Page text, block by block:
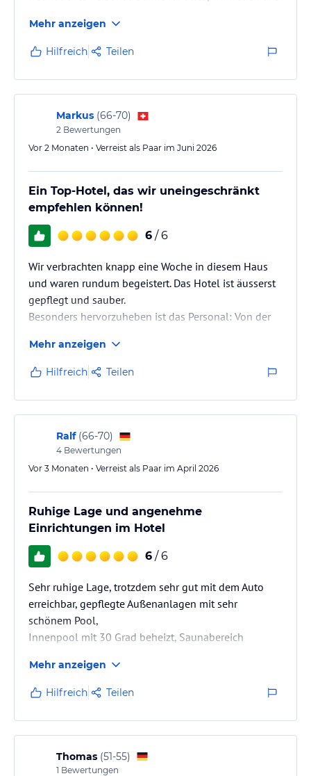
der gebührenfreien Parkplätze abstellen oder in Tiefgarage.
Hinweis:
Allgemeine und unverbindliche
Hoteliers-/Veranstalter-/Kataloginformationen. Alle Angaben
Mehr anzeigen
Hilfreich Teilen
Markus (66-70)
2 Bewertungen
Vor 2 Monaten • Verreist als Paar im Juni 2026
Ein Top-Hotel, das wir uneingeschränkt
empfehlen können!
6 / 6
Wir verbrachten knapp eine Woche in diesem Haus
und waren rundum begeistert. Das Hotel ist äusserst
gepflegt und sauber.
Besonders hervorzuheben ist das Personal: Von der
erlebten wir durchwegs Freundlichkeit und
Aufmerksamkeit. Einfach Klasse!
Die Halbpension hat uns überzeugt. Das Frühstück
war vielseitig, und beim Abendessen begeisterte die
Menüauswahl mit exzellent zubereiteten Gerichten.
Am Pool und auf der Liegewiese herrschte
angenehme Ruhe – ideale…
Mehr anzeigen
Hilfreich Teilen
Ralf (66-70)
4 Bewertungen
Vor 3 Monaten • Verreist als Paar im April 2026
Ruhige Lage und angenehme
Einrichtungen im Hotel
6 / 6
Sehr ruhige Lage, trotzdem sehr gut mit dem Auto
erreichbar, gepflegte Außenanlagen mit sehr
schönem Pool,
Innenpool mit 30 Grad beheizt, Saunabereich
modern und hochwertig ausgestattet
Mehr anzeigen
Hilfreich Teilen
Thomas (51-55)
1 Bewertungen